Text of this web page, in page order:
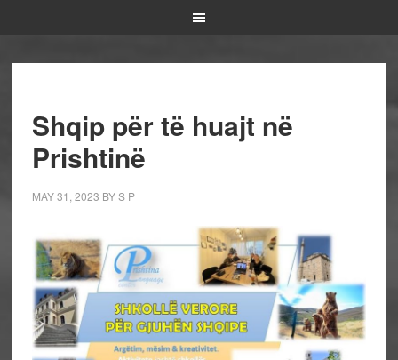
Shqip për të huajt në
Prishtinë
MAY 31, 2023 BYS P